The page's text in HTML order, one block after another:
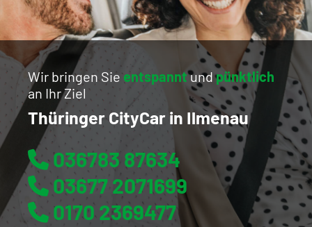
Wir bringen Sieentspanntundpünktlich
an Ihr Ziel
Thüringer CityCar in Ilmenau
 036783 87634
 03677 2071699
 0170 2369477